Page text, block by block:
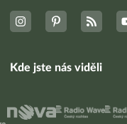
Kde jste nás viděli